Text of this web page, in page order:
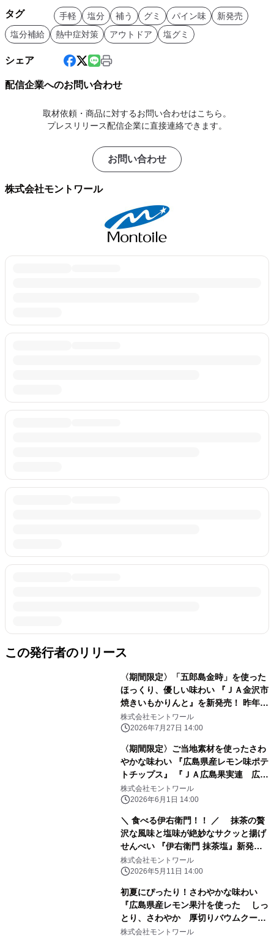
タグ 手軽 塩分 補う グミ パイン味
新発売
塩分補給
熱中症対策 アウトドア 塩グミ
シェア
配信企業へのお問い合わせ
取材依頼・商品に対するお問い合わせはこちら。
プレスリリース配信企業に直接連絡できます。
お問い合わせ
株式会社モントワール
この発行者のリリース
〈期間限定〉「五郎島金時」を使った
ほっくり、優しい味わい 『ＪＡ金沢市
焼きいもかりんと』を新発売！ 昨年好
評の『ＪＡ金沢市 焼きいもばうむ』も
再発売
株式会社モントワール
2026年7月27日 14:00
〈期間限定〉ご当地素材を使ったさわ
やかな味わい 『広島県産レモン味ポテ
トチップス』 『ＪＡ広島果実連 広島
県産レモンチーズアーモンド』 2026
年6月8日(月)から全国で発売
株式会社モントワール
2026年6月1日 14:00
＼ 食べる伊右衛門！！ ／ 抹茶の贅
沢な風味と塩味が絶妙なサクッと揚げ
せんべい 『伊右衛門 抹茶塩』新発
売！
株式会社モントワール
2026年5月11日 14:00
初夏にぴったり！さわやかな味わい
『広島県産レモン果汁を使った しっ
とり、さわやか 厚切りバウムクーヘ
ン』 期間限定で発売
株式会社モントワール